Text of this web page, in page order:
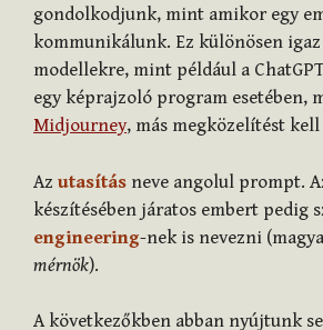
gondolkodjunk, mint amikor egy
kommunikálunk. Ez különösen
modellekre, mint például a
egy képrajzoló program esetében,
Midjourney, más megközelítést
Az utasítás neve angolul prompt.
készítésében járatos embert pedig
engineering-nek is nevezni
mérnök).
A következőkben abban nyújtunk